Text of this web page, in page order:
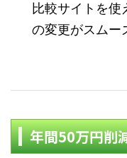
比較サイトを
の変更がスムー
年間50万円削